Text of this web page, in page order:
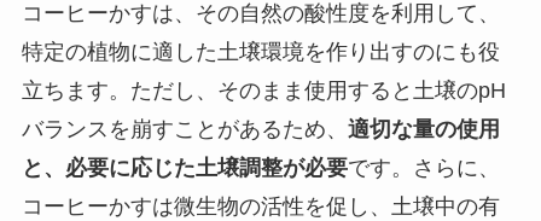
コーヒーかすは、その自然の酸性度を利用して、
特定の植物に適した土壌環境を作り出すのにも役
立ちます。ただし、そのまま使用すると土壌のpH
バランスを崩すことがあるため、 適切な量の使用
と、必要に応じた土壌調整が必要です。さらに、
コーヒーかすは微生物の活性を促し、土壌中の有